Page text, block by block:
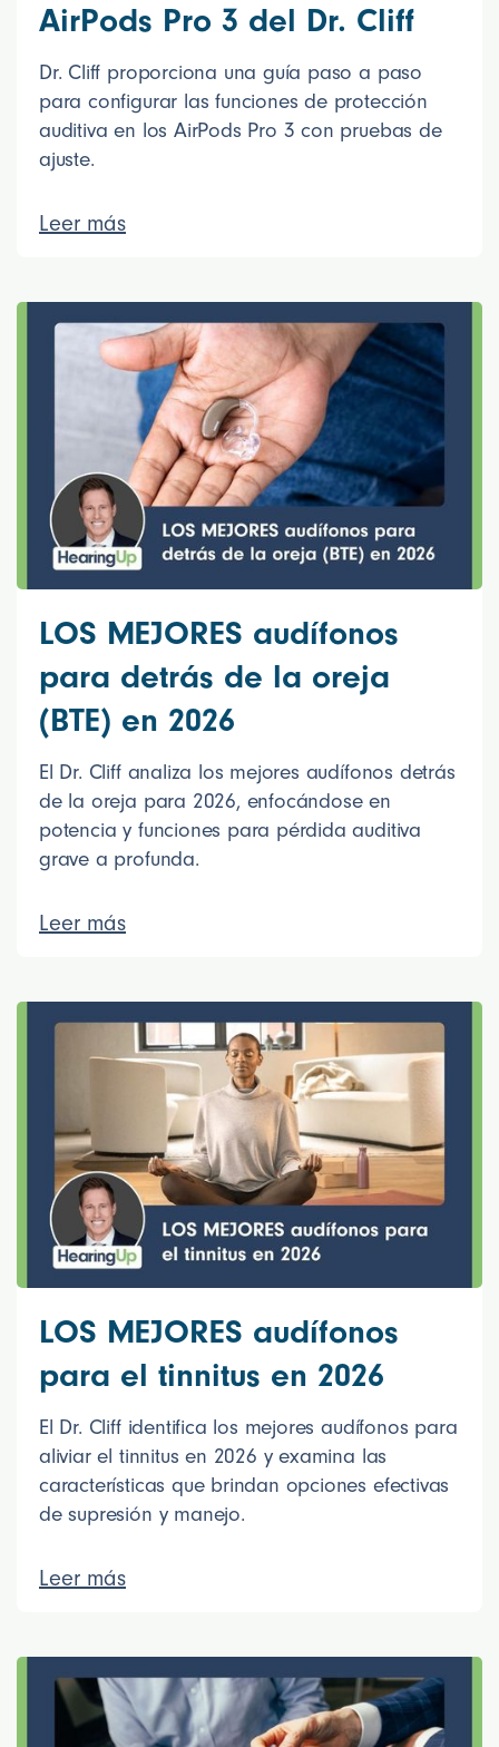
AirPods Pro 3 del Dr. Cliff
Dr. Cliff proporciona una guía paso a paso
para configurar las funciones de protección
auditiva en los AirPods Pro 3 con pruebas de
ajuste.
Leer más
LOS MEJORES audífonos
para detrás de la oreja
(BTE) en 2026
El Dr. Cliff analiza los mejores audífonos detrás
de la oreja para 2026, enfocándose en
potencia y funciones para pérdida auditiva
grave a profunda.
Leer más
LOS MEJORES audífonos
para el tinnitus en 2026
El Dr. Cliff identifica los mejores audífonos para
aliviar el tinnitus en 2026 y examina las
características que brindan opciones efectivas
de supresión y manejo.
Leer más